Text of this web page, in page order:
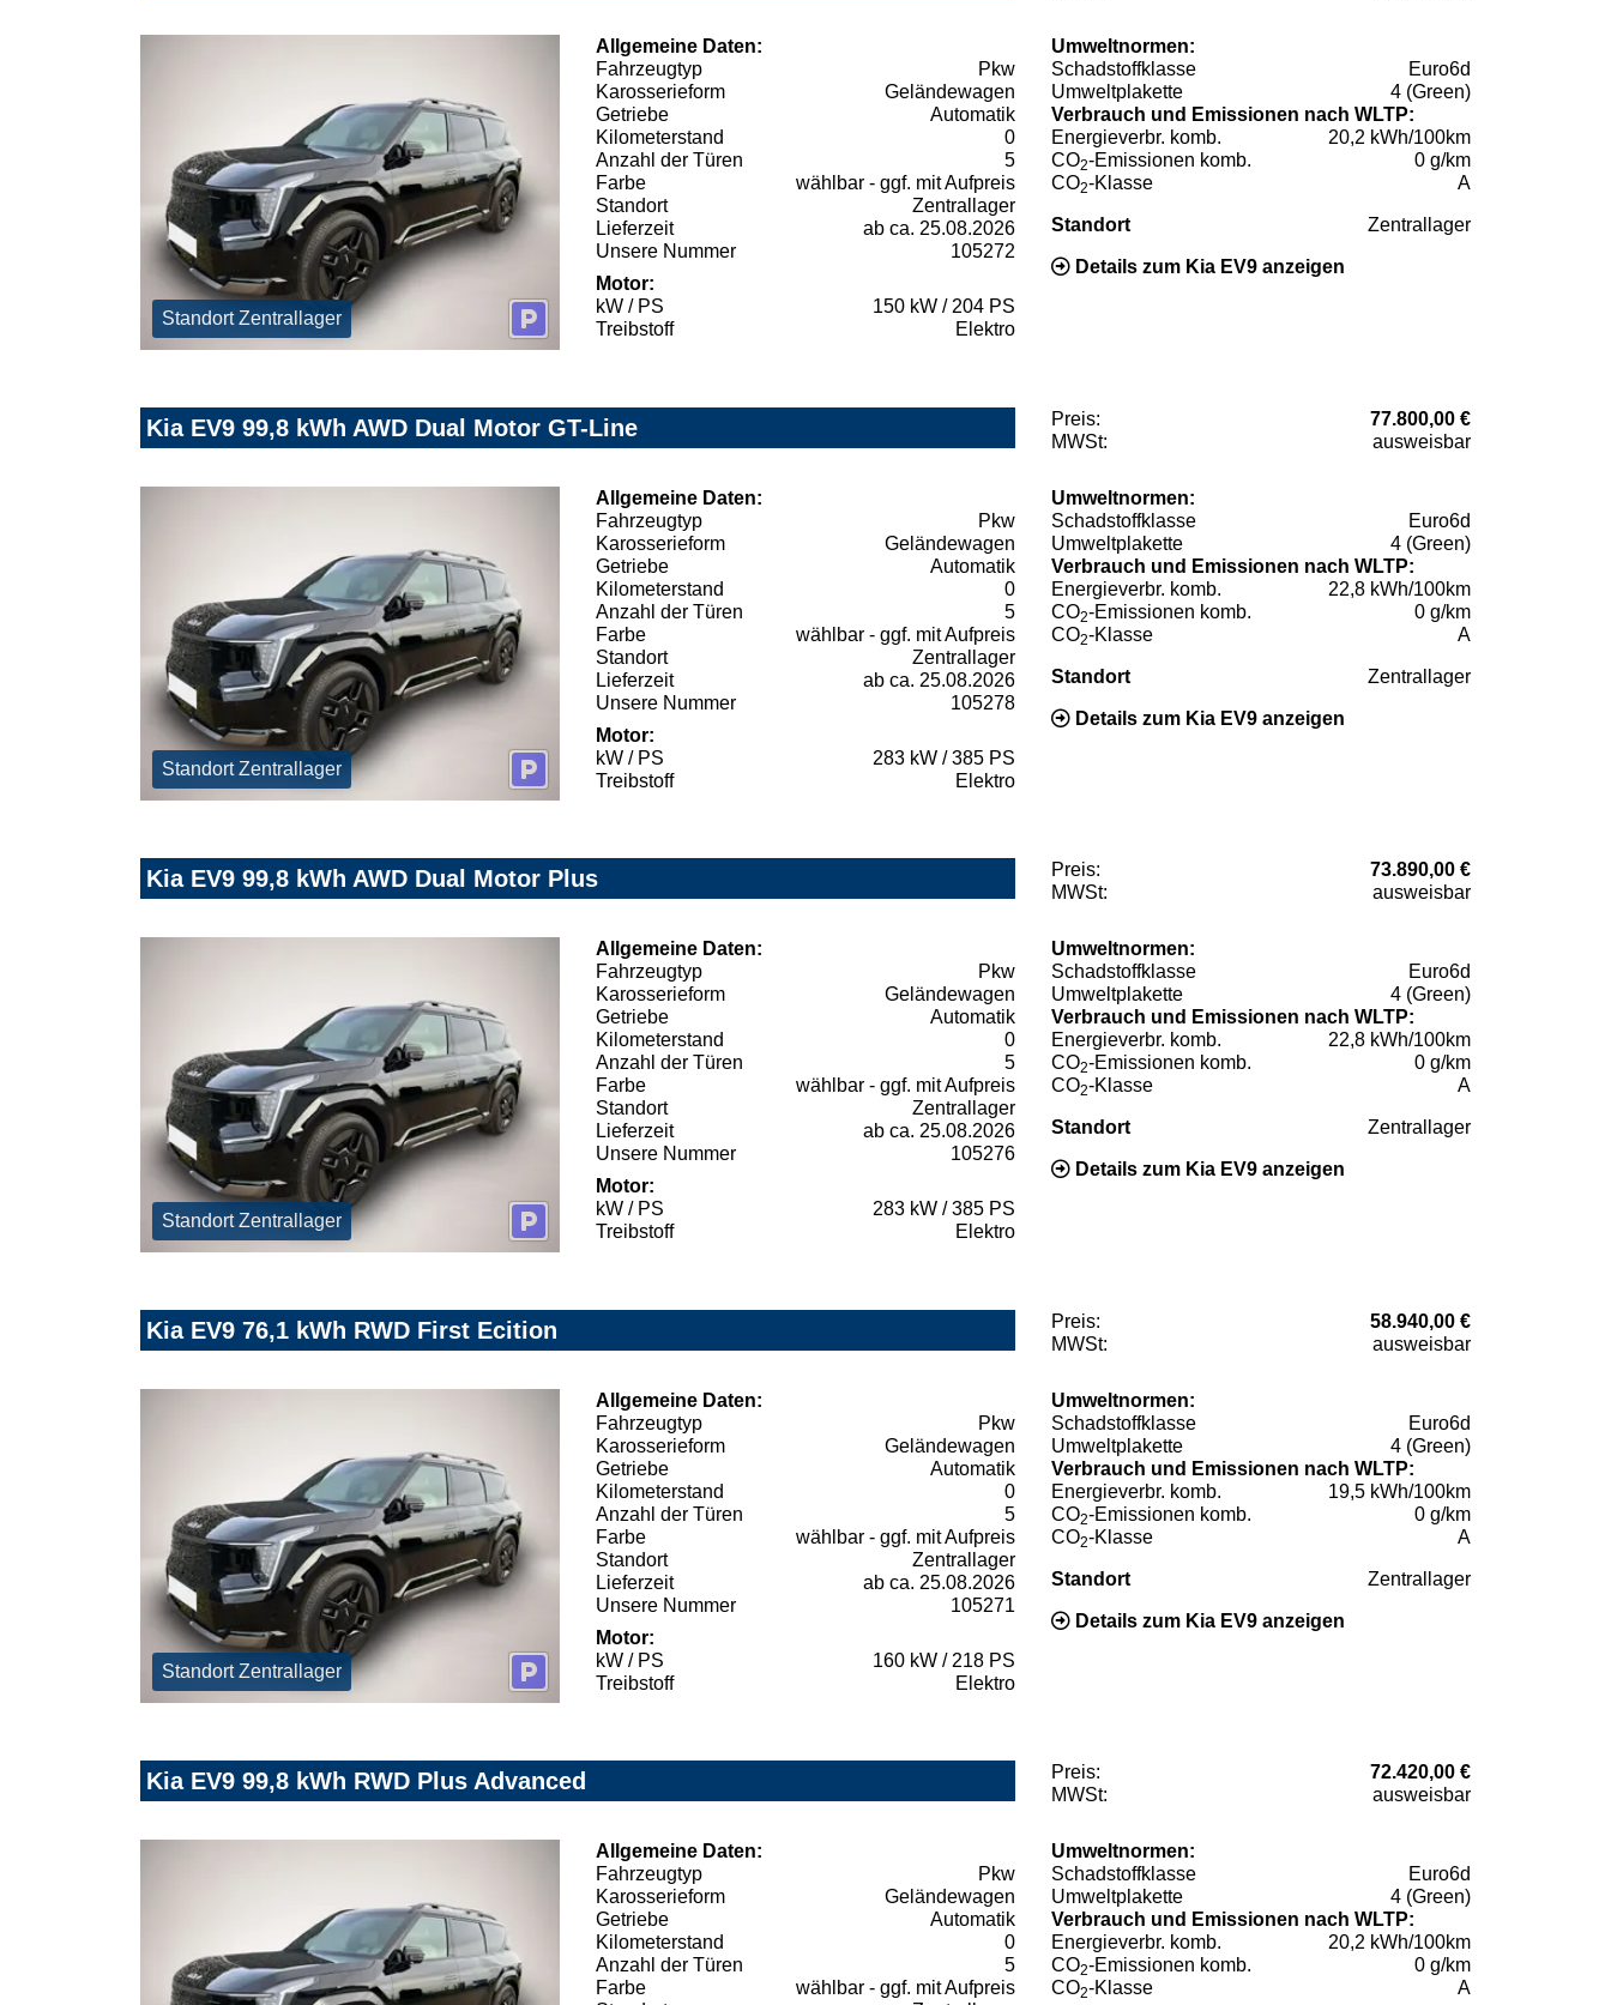
Standort Zentrallager
Allgemeine Daten:
Fahrzeugtyp
Pkw
Karosserieform
Geländewagen
Getriebe
Automatik
Kilometerstand
0
Anzahl der Türen
5
Farbe
wählbar - ggf. mit Aufpreis
Standort
Zentrallager
Lieferzeit
ab ca. 25.08.2026
Unsere Nummer
105272
Motor:
kW / PS
150 kW / 204 PS
Treibstoff
Elektro
Umweltnormen:
Schadstoffklasse
Euro6d
Umweltplakette
4 (Green)
Verbrauch und Emissionen nach WLTP:
Energieverbr. komb.
20,2 kWh/100km
CO2-Emissionen komb.
0 g/km
CO2-Klasse A
Standort Zentrallager
Details zum Kia EV9 anzeigen
Kia EV9 99,8 kWh AWD Dual Motor GT-Line Preis:
77.800,00 €
MWSt:
ausweisbar
Standort Zentrallager
Allgemeine Daten:
Fahrzeugtyp
Pkw
Karosserieform
Geländewagen
Getriebe
Automatik
Kilometerstand
0
Anzahl der Türen
5
Farbe
wählbar - ggf. mit Aufpreis
Standort
Zentrallager
Lieferzeit
ab ca. 25.08.2026
Unsere Nummer
105278
Motor:
kW / PS
283 kW / 385 PS
Treibstoff
Elektro
Umweltnormen:
Schadstoffklasse
Euro6d
Umweltplakette
4 (Green)
Verbrauch und Emissionen nach WLTP:
Energieverbr. komb.
22,8 kWh/100km
CO2-Emissionen komb.
0 g/km
CO2-Klasse A
Standort Zentrallager
Details zum Kia EV9 anzeigen
Kia EV9 99,8 kWh AWD Dual Motor Plus Preis:
73.890,00 €
MWSt:
ausweisbar
Standort Zentrallager
Allgemeine Daten:
Fahrzeugtyp
Pkw
Karosserieform
Geländewagen
Getriebe
Automatik
Kilometerstand
0
Anzahl der Türen
5
Farbe
wählbar - ggf. mit Aufpreis
Standort
Zentrallager
Lieferzeit
ab ca. 25.08.2026
Unsere Nummer
105276
Motor:
kW / PS
283 kW / 385 PS
Treibstoff
Elektro
Umweltnormen:
Schadstoffklasse
Euro6d
Umweltplakette
4 (Green)
Verbrauch und Emissionen nach WLTP:
Energieverbr. komb.
22,8 kWh/100km
CO2-Emissionen komb.
0 g/km
CO2-Klasse A
Standort Zentrallager
Details zum Kia EV9 anzeigen
Kia EV9 76,1 kWh RWD First Ecition Preis:
58.940,00 €
MWSt:
ausweisbar
Standort Zentrallager
Allgemeine Daten:
Fahrzeugtyp
Pkw
Karosserieform
Geländewagen
Getriebe
Automatik
Kilometerstand
0
Anzahl der Türen
5
Farbe
wählbar - ggf. mit Aufpreis
Standort
Zentrallager
Lieferzeit
ab ca. 25.08.2026
Unsere Nummer
105271
Motor:
kW / PS
160 kW / 218 PS
Treibstoff
Elektro
Umweltnormen:
Schadstoffklasse
Euro6d
Umweltplakette
4 (Green)
Verbrauch und Emissionen nach WLTP:
Energieverbr. komb.
19,5 kWh/100km
CO2-Emissionen komb.
0 g/km
CO2-Klasse A
Standort Zentrallager
Details zum Kia EV9 anzeigen
Kia EV9 99,8 kWh RWD Plus Advanced Preis:
72.420,00 €
MWSt:
ausweisbar
Allgemeine Daten:
Fahrzeugtyp
Pkw
Karosserieform
Geländewagen
Getriebe
Automatik
Kilometerstand
0
Anzahl der Türen
5
Farbe
wählbar - ggf. mit Aufpreis
Umweltnormen:
Schadstoffklasse
Euro6d
Umweltplakette
4 (Green)
Verbrauch und Emissionen nach WLTP:
Energieverbr. komb.
20,2 kWh/100km
CO2-Emissionen komb.
0 g/km
CO2-Klasse A